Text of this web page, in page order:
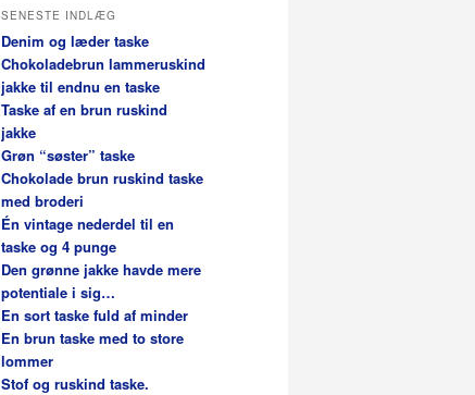
SENESTE INDLÆG
Denim og læder taske
Chokoladebrun lammeruskind
jakke til endnu en taske
Taske af en brun ruskind
jakke
Grøn “søster” taske
Chokolade brun ruskind taske
med broderi
Én vintage nederdel til en
taske og 4 punge
Den grønne jakke havde mere
potentiale i sig…
En sort taske fuld af minder
En brun taske med to store
lommer
Stof og ruskind taske.